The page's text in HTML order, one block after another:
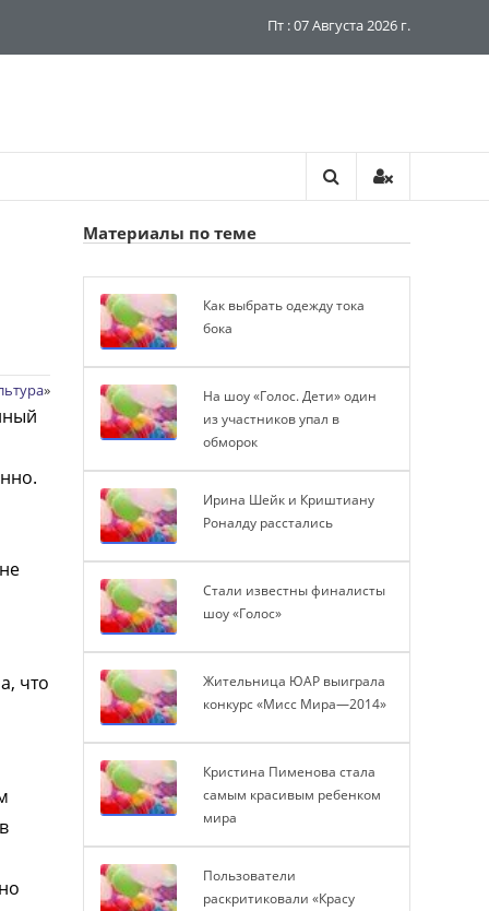
Пт : 07 Августа 2026 г.
»
что
Материалы по теме
Как выбрать одежду тока
бока
На шоу «Голос. Дети» один
из участников упал в
обморок
Ирина Шейк и Криштиану
Роналду расстались
Стали известны финалисты
шоу «Голос»
Жительница ЮАР выиграла
конкурс «Мисс Мира—2014»
Кристина Пименова стала
самым красивым ребенком
мира
Пользователи
раскритиковали «Красу